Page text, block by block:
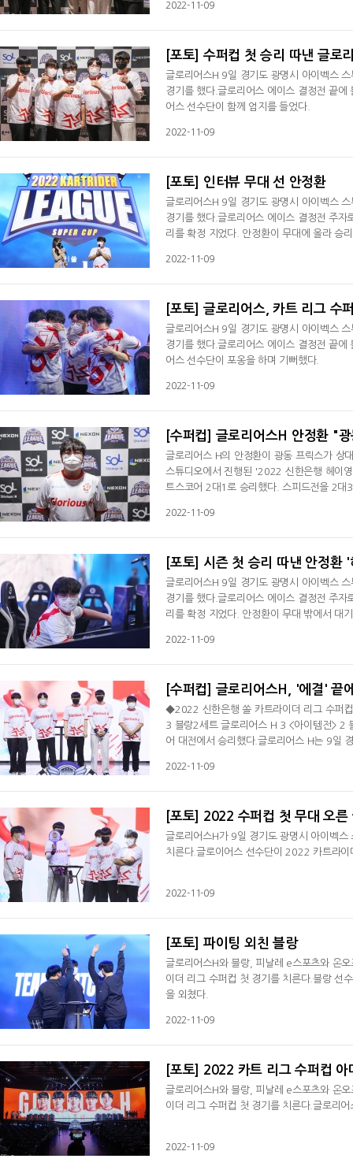
에 3대2로 승리했다.첫 라운드 신화 차원의
2022-11-09
[포토] 수퍼컵 첫 승리 따낸 글로
글로리어스H 9일 경기도 광명시 아이벡스
경기를 했다.글로리어스 에이스 결정전 끝
어스 선수단이 함께 엄지를 들었다.
2022-11-09
[포토] 인터뷰 무대 선 안정환
글로리어스H 9일 경기도 광명시 아이벡스
경기를 했다.글로리어스 에이스 결정전 주
리를 확정 지었다. 안정환이 무대에 올라 승
2022-11-09
[포토] 글로리어스, 카트 리그 수
글로리어스H 9일 경기도 광명시 아이벡스
경기를 했다.글로리어스 에이스 결정전 끝
어스 선수단이 포옹을 하며 기뻐했다.
2022-11-09
[수퍼컵] 글로리어스H 안정환 "
글로리어스 H의 안정환이 광동 프릭스가 상
스튜디오에서 진행된 '2022 신한은행 헤이
트스코어 2대1로 승리했다. 스피드전을 2대
팀의 승리를 만들어낸 안정환은 승리 소감
2022-11-09
[포토] 시즌 첫 승리 따낸 안정환
글로리어스H 9일 경기도 광명시 아이벡스
경기를 했다.글로리어스 에이스 결정전 주
리를 확정 지었다. 안정환이 무대 밖에서 대
2022-11-09
[수퍼컵] 글로리어스H, '에결' 끝
◆2022 신한은행 쏠 카트라이더 리그 수퍼
3 블랑2세트 글로리어스 H 3 <아이템전> 2
어 대전에서 승리했다.글로리어스 H는 9일
한 글로리어스 H는 아이템전에서 3대2로 승
2022-11-09
[포토] 2022 수퍼컵 첫 무대 오른
글로리어스H가 9일 경기도 광명시 아이벡
치른다.글로이어스 선수단이 2022 카트라
2022-11-09
[포토] 파이팅 외친 블랑
글로리어스H와 블랑, 피날레 e스포츠와 온오프가 9일 경기도 광명시 아이벡스 스튜디오에서 2022 신한은
이더 리그 수퍼컵 첫 경기를 치른다.블랑 선
을 외쳤다.
2022-11-09
[포토] 2022 카트 리그 수퍼컵 아
글로리어스H와 블랑, 피날레 e스포츠와 온오프가 9일 경기도 광명시 아이벡스 스튜디오에서 2022 신한은
이더 리그 수퍼컵 첫 경기를 치른다.글로리
2022-11-09